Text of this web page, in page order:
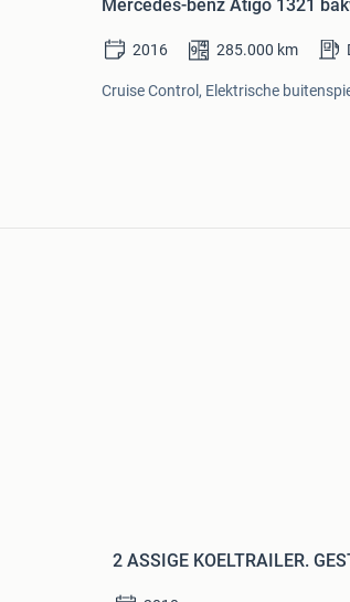
Mercedes-benz Atigo 1321
2016 285.000 km
Cruise Control, Elektrische
2 ASSIGE KOELTRAILER.